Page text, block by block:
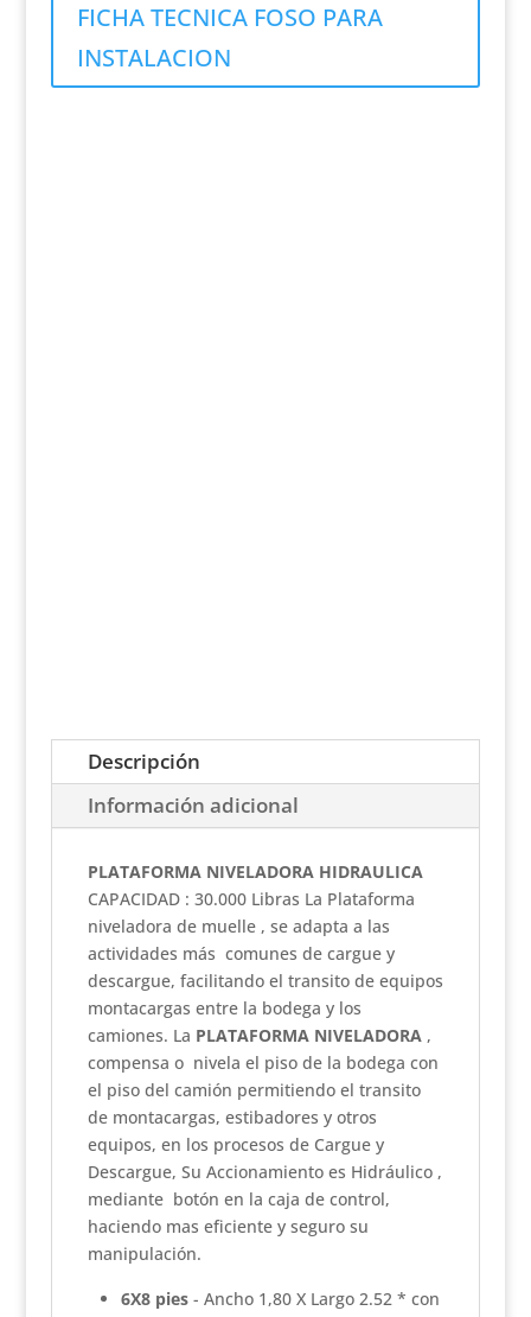
FICHA TECNICA FOSO PARA
INSTALACION
Descripción
Información adicional
PLATAFORMA NIVELADORA HIDRAULICA
CAPACIDAD : 30.000 Libras La Plataforma
niveladora de muelle , se adapta a las
actividades más comunes de cargue y
descargue, facilitando el transito de equipos
montacargas entre la bodega y los
camiones. La PLATAFORMA NIVELADORA,
compensa o nivela el piso de la bodega con
el piso del camión permitiendo el transito
de montacargas, estibadores y otros
equipos, en los procesos de Cargue y
Descargue, Su Accionamiento es Hidráulico ,
mediante botón en la caja de control,
haciendo mas eficiente y seguro su
manipulación.
6X8 pies- Ancho 1,80 X Largo 2.52 * con